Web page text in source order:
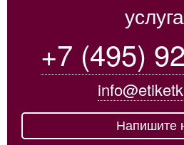
+7 (495)
Напишите